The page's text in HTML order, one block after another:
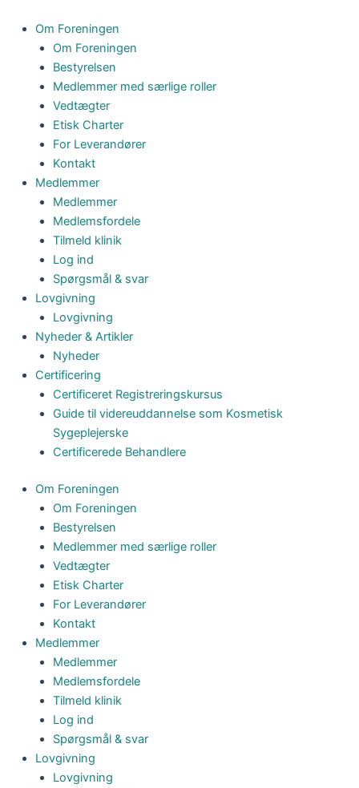
indholdet
Om Foreningen
Om Foreningen
Bestyrelsen
Medlemmer med særlige roller
Vedtægter
Etisk Charter
For Leverandører
Kontakt
Medlemmer
Medlemmer
Medlemsfordele
Tilmeld klinik
Log ind
Spørgsmål & svar
Lovgivning
Lovgivning
Nyheder & Artikler
Nyheder
Certificering
Certificeret Registreringskursus
Guide til videreuddannelse som Kosmetisk
Sygeplejerske
Certificerede Behandlere
Om Foreningen
Om Foreningen
Bestyrelsen
Medlemmer med særlige roller
Vedtægter
Etisk Charter
For Leverandører
Kontakt
Medlemmer
Medlemmer
Medlemsfordele
Tilmeld klinik
Log ind
Spørgsmål & svar
Lovgivning
Lovgivning